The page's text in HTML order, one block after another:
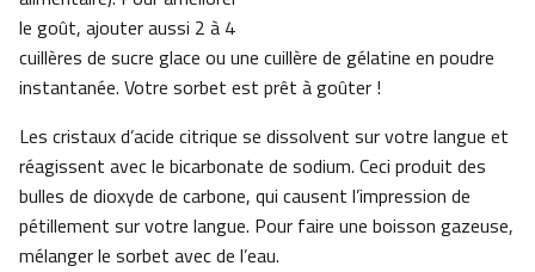
le goût, ajouter aussi 2 à 4
cuillères de sucre glace ou une cuillère de gélatine en poudre
instantanée. Votre sorbet est prêt à goûter !
Les cristaux d’acide citrique se dissolvent sur votre langue et
réagissent avec le bicarbonate de sodium. Ceci produit des
bulles de dioxyde de carbone, qui causent l’impression de
pétillement sur votre langue. Pour faire une boisson gazeuse,
mélanger le sorbet avec de l’eau.